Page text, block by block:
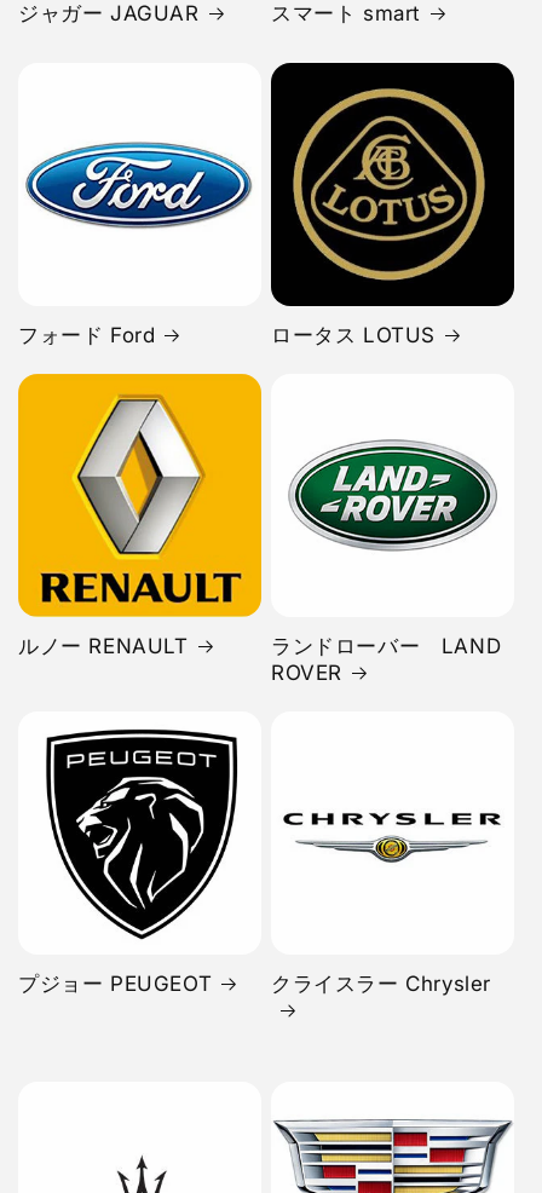
ジャガー JAGUAR スマート smart
フォード Ford ロータス LOTUS
ルノー RENAULT
ランドローバー LAND
ROVER
プジョー PEUGEOT クライスラー Chrysler